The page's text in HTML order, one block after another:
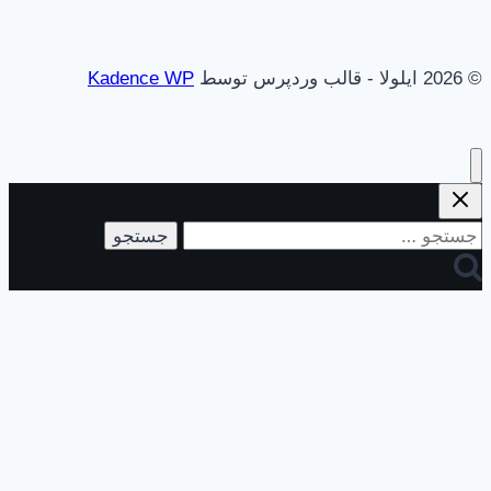
© 2026 ایلولا - قالب وردپرس توسط Kadence WP
جستجو
برای: